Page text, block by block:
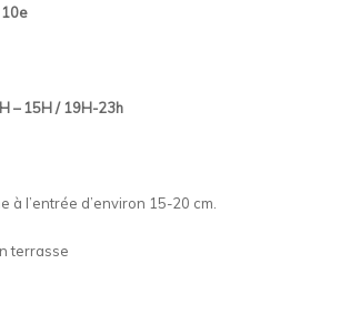
10e
– 15H / 19H-23h
à l’entrée d’environ 15-20 cm.
terrasse